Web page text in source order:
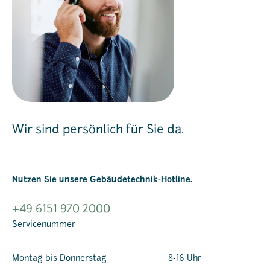
Wir sind persönlich für Sie da.
Nutzen Sie unsere Gebäudetechnik-Hotline.
+49 6151 970 2000
Servicenummer
Montag bis Donnerstag
8-16 Uhr